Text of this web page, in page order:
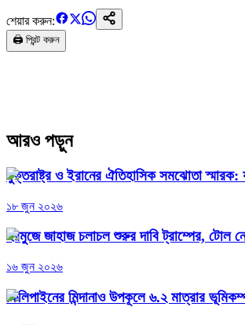
শেয়ার করুন:
🖨️ প্রিন্ট করুন
আরও পড়ুন
যুক্তরাষ্ট্র ও ইরানের ঐতিহাসিক সমঝোতা
১৮ জুন ২০২৬
হরমুজে জাহাজ চলাচল শুরুর দাবি ট্রাম্পের, টোল
১৬ জুন ২০২৬
ফিলিপাইনের মিন্দানাও উপকূলে ৬.২ মাত্রার